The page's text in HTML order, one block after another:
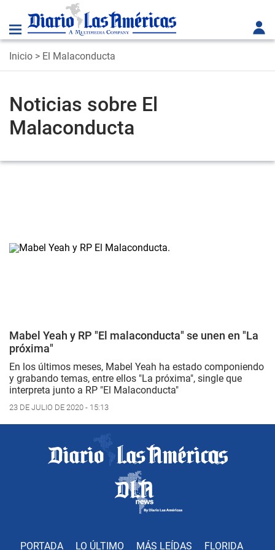
Inicio > El Malaconducta
Noticias sobre El
Malaconducta
Mabel Yeah y RP "El malaconducta" se unen en "La
próxima"
En los últimos meses, Mabel Yeah ha estado componiendo
y grabando temas, entre ellos "La próxima", single que
interpreta junto a RP "El Malaconducta"
23 DE JULIO DE 2020 - 15:13
PORTADA LO ÚLTIMO MÁS LEÍDAS FLORIDA